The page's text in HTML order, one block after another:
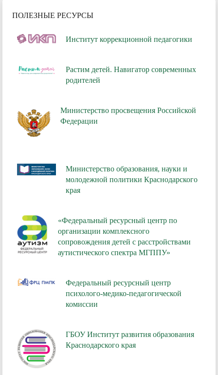
ПОЛЕЗНЫЕ РЕСУРСЫ
Институт коррекционной педагогики
Растим детей. Навигатор современных
родителей
Министерство просвещения Российской
Федерации
Министерство образования, науки и
молодежной политики Краснодарского
края
«Федеральный ресурсный центр по
организации комплексного
сопровождения детей с расстройствами
аутистического спектра МГППУ»
Федеральный ресурсный центр
психолого-медико-педагогической
комиссии
ГБОУ Институт развития образования
Краснодарского края